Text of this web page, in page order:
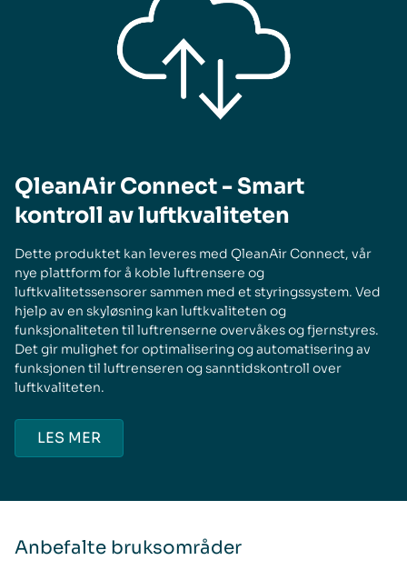
QleanAir Connect - Smart
kontroll av luftkvaliteten
Dette produktet kan leveres med QleanAir Connect, vår
nye plattform for å koble luftrensere og
luftkvalitetssensorer sammen med et styringssystem. Ved
hjelp av en skyløsning kan luftkvaliteten og
funksjonaliteten til luftrenserne overvåkes og fjernstyres.
Det gir mulighet for optimalisering og automatisering av
funksjonen til luftrenseren og sanntidskontroll over
luftkvaliteten.
LES MER
Anbefalte bruksområder